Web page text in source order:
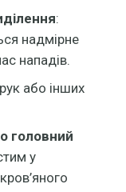
:
надмірне
нападів.
або інших
головний
у